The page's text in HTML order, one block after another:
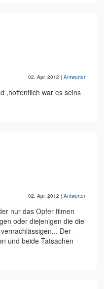
02. Apr. 2012 | Antworten
,hoffentlich war es seins
02. Apr. 2012 | Antworten
nur das Opfer filmen
oder diejenigen die die
Der
und beide Tatsachen